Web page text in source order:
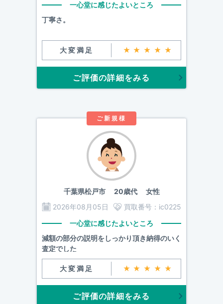
一心堂に感じたよいところ
丁寧さ。
大変満足 ★★★★★
ご評価の詳細をみる
ご新規様
千葉県松戸市20歳代 女性
2026年08月05日
買取番号： ic0225
一心堂に感じたよいところ
減額の部分の説明をしっかり頂き納得のいく
査定でした
大変満足 ★★★★★
ご評価の詳細をみる